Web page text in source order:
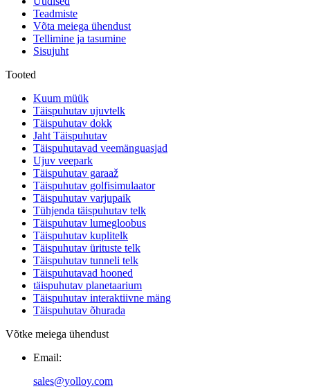
Teadmiste
Võta meiega ühendust
Tellimine ja tasumine
Sisujuht
Tooted
Kuum müük
Täispuhutav ujuvtelk
Täispuhutav dokk
Jaht Täispuhutav
Täispuhutavad veemänguasjad
Ujuv veepark
Täispuhutav garaaž
Täispuhutav golfisimulaator
Täispuhutav varjupaik
Tühjenda täispuhutav telk
Täispuhutav lumegloobus
Täispuhutav kuplitelk
Täispuhutav ürituste telk
Täispuhutav tunneli telk
Täispuhutavad hooned
täispuhutav planetaarium
Täispuhutav interaktiivne mäng
Täispuhutav õhurada
Võtke meiega ühendust
Email:
sales@yolloy.com